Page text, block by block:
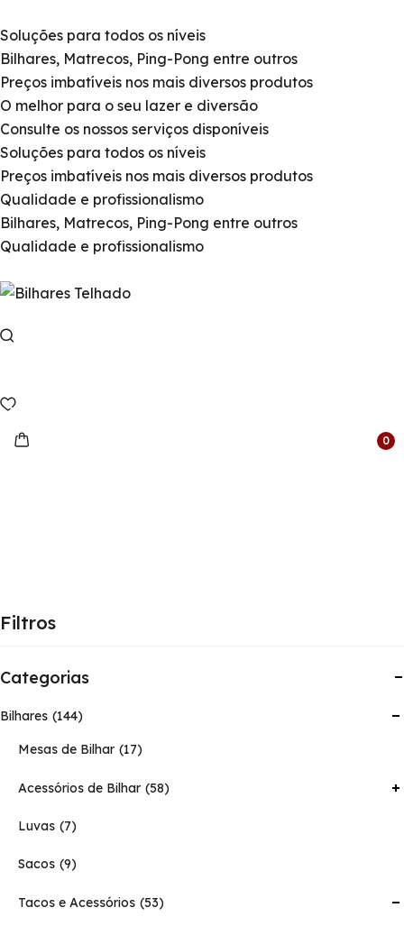
Soluções para todos os níveis
Bilhares, Matrecos, Ping-Pong entre outros
Preços imbatíveis nos mais diversos produtos
O melhor para o seu lazer e diversão
Consulte os nossos serviços disponíveis
Soluções para todos os níveis
Preços imbatíveis nos mais diversos produtos
Qualidade e profissionalismo
Bilhares, Matrecos, Ping-Pong entre outros
Qualidade e profissionalismo
0
Filtros
Categorias
Bilhares 144
Mesas de Bilhar 17
Acessórios de Bilhar 58
Luvas 7
Sacos 9
Tacos e Acessórios 53